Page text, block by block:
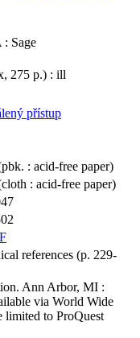
: Sage
275 p.) : ill
přístup
: acid-free paper)
: acid-free paper)
references (p. 229-
Ann Arbor, MI :
via World Wide
limited to ProQuest